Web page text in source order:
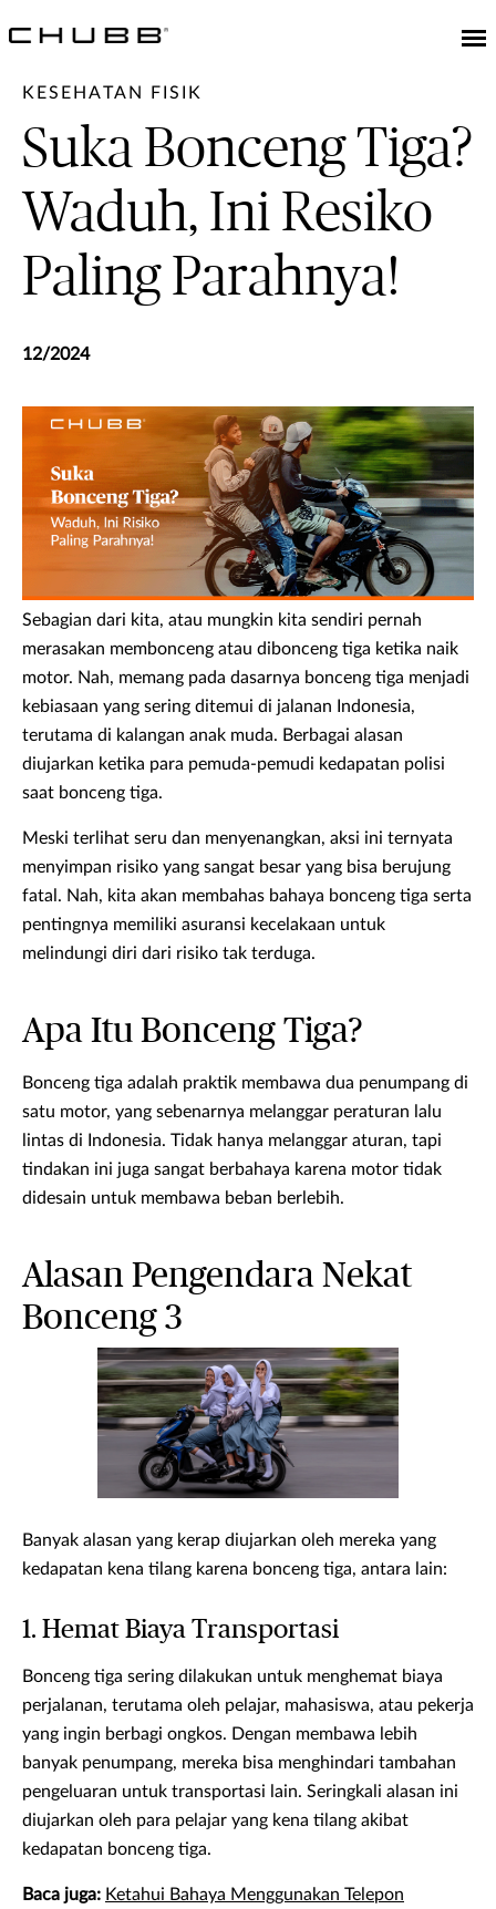
KESEHATAN FISIK
Suka Bonceng Tiga?
Waduh, Ini Resiko
Paling Parahnya!
12/2024
Sebagian dari kita, atau mungkin kita sendiri pernah
merasakan membonceng atau dibonceng tiga ketika naik
motor. Nah, memang pada dasarnya bonceng tiga menjadi
kebiasaan yang sering ditemui di jalanan Indonesia,
terutama di kalangan anak muda. Berbagai alasan
diujarkan ketika para pemuda-pemudi kedapatan polisi
saat bonceng tiga.
Meski terlihat seru dan menyenangkan, aksi ini ternyata
menyimpan risiko yang sangat besar yang bisa berujung
fatal. Nah, kita akan membahas bahaya bonceng tiga serta
pentingnya memiliki asuransi kecelakaan untuk
melindungi diri dari risiko tak terduga.
Apa Itu Bonceng Tiga?
Bonceng tiga adalah praktik membawa dua penumpang di
satu motor, yang sebenarnya melanggar peraturan lalu
lintas di Indonesia. Tidak hanya melanggar aturan, tapi
tindakan ini juga sangat berbahaya karena motor tidak
didesain untuk membawa beban berlebih.
Alasan Pengendara Nekat
Bonceng 3
Banyak alasan yang kerap diujarkan oleh mereka yang
kedapatan kena tilang karena bonceng tiga, antara lain:
1. Hemat Biaya Transportasi
Bonceng tiga sering dilakukan untuk menghemat biaya
perjalanan, terutama oleh pelajar, mahasiswa, atau pekerja
yang ingin berbagi ongkos. Dengan membawa lebih
banyak penumpang, mereka bisa menghindari tambahan
pengeluaran untuk transportasi lain. Seringkali alasan ini
diujarkan oleh para pelajar yang kena tilang akibat
kedapatan bonceng tiga.
Baca juga: Ketahui Bahaya Menggunakan Telepon